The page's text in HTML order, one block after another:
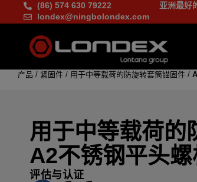
(86) 574 630 79222
londex@ningbolondex.com
亚洲最好
产品 / 紧固件 / 用于中等载荷的防旋转套筒锚固件 /
用于中等载荷的
A2不锈钢平头
评估与认证